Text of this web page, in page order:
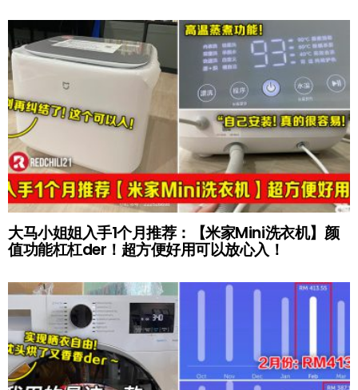
大马小姐姐入手1个月推荐：【米家Mini洗衣机】颜
值功能杠杠der！超方便好用可以放心入！